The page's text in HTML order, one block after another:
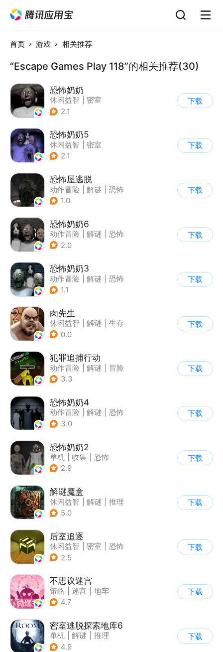
首页 游戏 相关推荐
“Escape Games Play 118”的相关推荐(30)
恐怖奶奶
休闲益智
密室
| 恐怖奶奶
2.1
下载
恐怖奶奶5
休闲益智
密室
| 恐怖奶奶
2.1
下载
恐怖屋逃脱
动作冒险 解谜
恐怖
| 暗黑
1.0
下载
恐怖奶奶6
动作冒险 解谜
恐怖
| 恐怖奶奶
2.0
下载
恐怖奶奶3
动作冒险 解谜
恐怖
| 恐怖奶奶
1.1
下载
肉先生
休闲益智 解谜
生存
| 卡通
0.0
下载
犯罪追捕行动
动作冒险 解谜
冒险
| 暗黑
3.3
下载
恐怖奶奶4
动作冒险 解谜
恐怖
| 恐怖奶奶
3.0
下载
恐怖奶奶2
单机 收集
恐怖
| 恐怖奶奶
2.9
下载
解谜魔盒
休闲益智 解谜
推理
| 烧脑
5.0
下载
后室追逐
休闲益智 密室
恐怖
| 卡通
2.5
下载
不思议迷宫
策略 迷宫
地牢
| 史莱姆
4.7
下载
密室逃脱探索地库6
单机 解谜
推理
| 欧美风
4.9
下载